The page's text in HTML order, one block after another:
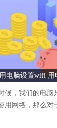
电脑设置wifi
候，我们的电脑
用网络，那么对